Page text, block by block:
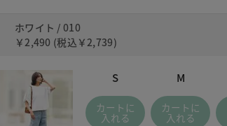
ホワイト / 010
￥2,490 (税込 ￥2,739)
S
カートに
入れる
M
カートに
入れる